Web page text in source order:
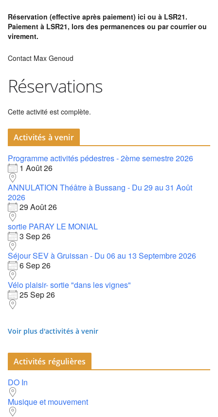
Réservation (effective après paiement) ici ou à LSR21.
Paiement à LSR21, lors des permanences ou par courrier ou
virement.
Contact Max Genoud
Réservations
Cette activité est complète.
Activités à venir
Programme activités pédestres - 2ème semestre 2026
1 Août 26
ANNULATION Théâtre à Bussang - Du 29 au 31 Août
2026
29 Août 26
sortie PARAY LE MONIAL
3 Sep 26
Séjour SEV à Gruissan - Du 06 au 13 Septembre 2026
6 Sep 26
Vélo plaisir- sortie "dans les vignes"
25 Sep 26
Voir plus d'activités à venir
Activités régulières
DO In
Musique et mouvement